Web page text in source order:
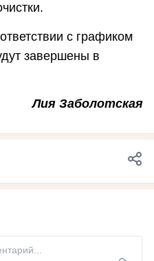
с графиком
завершены в
Лия Заболотская